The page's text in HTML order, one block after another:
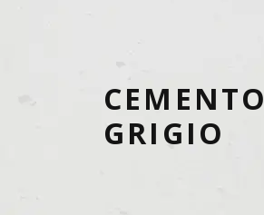
CEMENTO
GRIGIO